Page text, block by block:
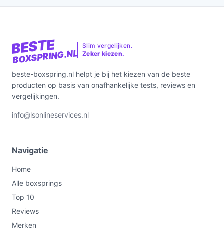
BESTE
BOXSPRING.NL
Slim vergelijken.
Zeker kiezen.
beste-boxspring.nl helpt je bij het kiezen van de beste
producten op basis van onafhankelijke tests, reviews en
vergelijkingen.
info@lsonlineservices.nl
Navigatie
Home
Alle boxsprings
Top 10
Reviews
Merken